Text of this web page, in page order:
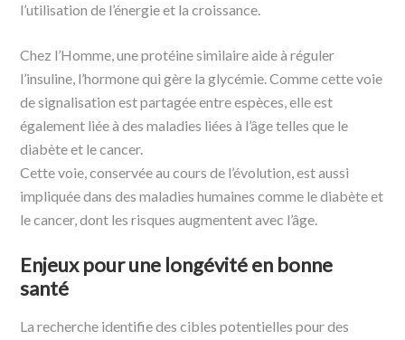
l’utilisation de l’énergie et la croissance.
Chez l’Homme, une protéine similaire aide à réguler
l’insuline, l’hormone qui gère la glycémie. Comme cette voie
de signalisation est partagée entre espèces, elle est
également liée à des maladies liées à l’âge telles que le
diabète et le cancer.
Cette voie, conservée au cours de l’évolution, est aussi
impliquée dans des maladies humaines comme le diabète et
le cancer, dont les risques augmentent avec l’âge.
Enjeux pour une longévité en bonne
santé
La recherche identifie des cibles potentielles pour des